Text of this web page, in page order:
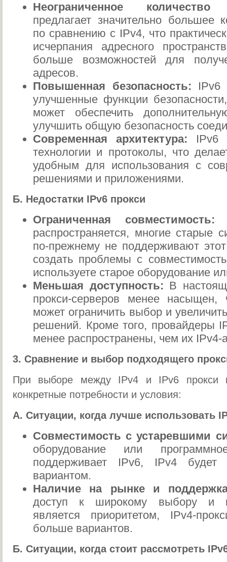
Неограниченное количество
предлагает значительно большее
по сравнению с IPv4, что
исчерпания адресного
больше возможностей для
адресов.
Повышенная безопасность: IPv6
улучшенные функции
может обеспечить
улучшить общую безопасность
Современная архитектура: IPv6
технологии и протоколы, что
удобным для использования с
решениями и приложениями.
Б. Недостатки IPv6 прокси
Ограниченная совместимость:
распространяется, многие старые
по-прежнему не поддерживают
создать проблемы с
используете старое оборудование
Меньшая доступность: В
прокси-серверов менее
может ограничить выбор и
решений. Кроме того, провайдеры
менее распространены, чем их IPv4-
3. Сравнение и выбор подходящего
При выборе между IPv4 и IPv6 прокси
конкретные потребности и условия:
А. Ситуации, когда лучше использовать
Совместимость с устаревшими
оборудование или
поддерживает IPv6, IPv4 будет
вариантом.
Наличие на рынке и
доступ к широкому выбору и
является приоритетом, IPv4-
больше вариантов.
Б. Ситуации, когда стоит рассмотреть